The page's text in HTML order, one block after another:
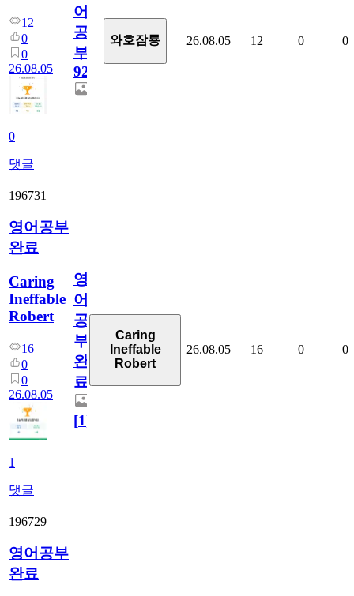
12
0
0
26.08.05
0
댓글
어
공
부
929
와호잠룡 26.08.05 12 0 0
196731
영어공부
완료
Caring
Ineffable
Robert
16
0
0
26.08.05
1
댓글
영
어
공
부
완
료
[1]
Caring
Ineffable
Robert
26.08.05 16 0 0
196729
영어공부
완료